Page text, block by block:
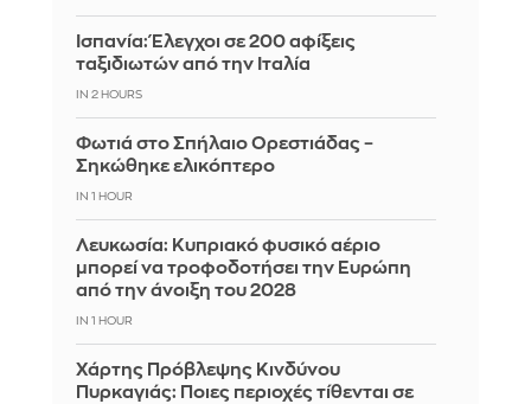
Ισπανία: Έλεγχοι σε 200 αφίξεις
ταξιδιωτών από την Ιταλία
IN 2 HOURS
Φωτιά στο Σπήλαιο Ορεστιάδας –
Σηκώθηκε ελικόπτερο
IN 1 HOUR
Λευκωσία: Κυπριακό φυσικό αέριο
μπορεί να τροφοδοτήσει την Ευρώπη
από την άνοιξη του 2028
IN 1 HOUR
Χάρτης Πρόβλεψης Κινδύνου
Πυρκαγιάς: Ποιες περιοχές τίθενται σε